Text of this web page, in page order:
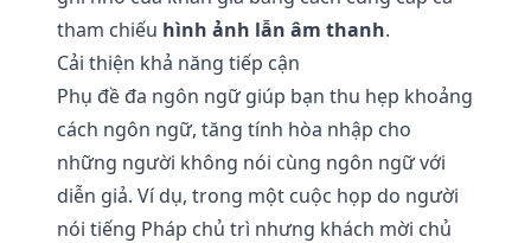
tham chiếu hình ảnh lẫn âm thanh.
Cải thiện khả năng tiếp cận
Phụ đề đa ngôn ngữ giúp bạn thu hẹp khoảng
cách ngôn ngữ, tăng tính hòa nhập cho
những người không nói cùng ngôn ngữ với
diễn giả. Ví dụ, trong một cuộc họp do người
nói tiếng Pháp chủ trì nhưng khách mời chủ